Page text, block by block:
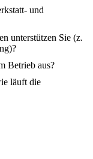
und
unterstützen Sie (z.
Betrieb aus?
läuft die